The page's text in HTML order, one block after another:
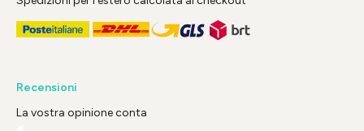
Recensioni
La vostra opinione conta